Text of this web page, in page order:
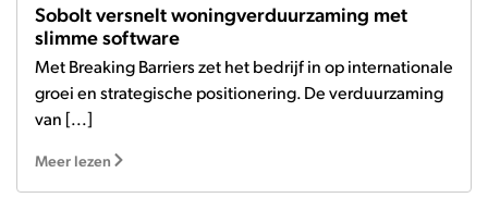
Sobolt versnelt woningverduurzaming met
slimme software
Met Breaking Barriers zet het bedrijf in op internationale
groei en strategische positionering. De verduurzaming
van [...]
Meer lezen